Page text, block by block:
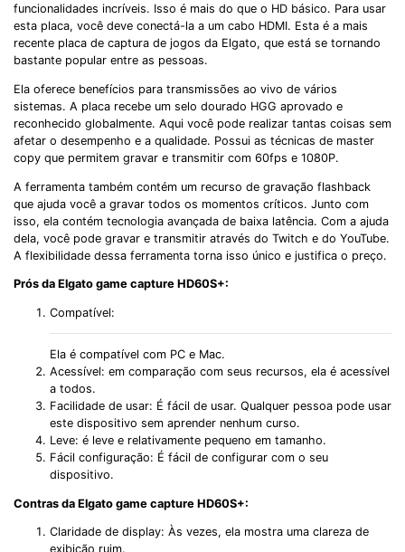
funcionalidades incríveis. Isso é mais do que o HD básico. Para usar
esta placa, você deve conectá-la a um cabo HDMI. Esta é a mais
recente placa de captura de jogos da Elgato, que está se tornando
bastante popular entre as pessoas.
Ela oferece benefícios para transmissões ao vivo de vários
sistemas. A placa recebe um selo dourado HGG aprovado e
reconhecido globalmente. Aqui você pode realizar tantas coisas sem
afetar o desempenho e a qualidade. Possui as técnicas de master
copy que permitem gravar e transmitir com 60fps e 1080P.
A ferramenta também contém um recurso de gravação flashback
que ajuda você a gravar todos os momentos críticos. Junto com
isso, ela contém tecnologia avançada de baixa latência. Com a ajuda
dela, você pode gravar e transmitir através do Twitch e do YouTube.
A flexibilidade dessa ferramenta torna isso único e justifica o preço.
Prós da Elgato game capture HD60S+:
Compatível:
Ela é compatível com PC e Mac.
Acessível: em comparação com seus recursos, ela é acessível
a todos.
Facilidade de usar: É fácil de usar. Qualquer pessoa pode usar
este dispositivo sem aprender nenhum curso.
Leve: é leve e relativamente pequeno em tamanho.
Fácil configuração: É fácil de configurar com o seu
dispositivo.
Contras da Elgato game capture HD60S+:
Claridade de display: Às vezes, ela mostra uma clareza de
exibição ruim.